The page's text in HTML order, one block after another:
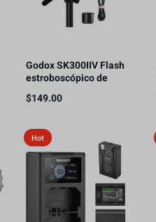
Godox SK300IIV Flash
estroboscópico de
estudio fotográfico,
300 Ws GN58 5700K
$149.00
Hot